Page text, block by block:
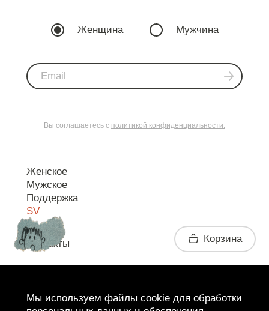
Женщина Мужчина
Вы соглашаетесь с политикой конфиденциальности.
Женское
Мужское
Поддержка
SV
Контакты Корзина
Мы используем файлы cookie для обработки